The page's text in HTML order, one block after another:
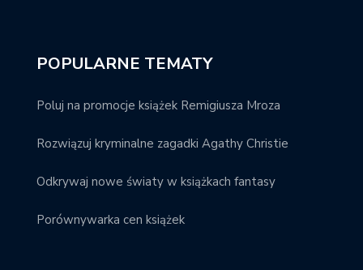
POPULARNE TEMATY
Poluj na promocje książek Remigiusza Mroza
Rozwiązuj kryminalne zagadki Agathy Christie
Odkrywaj nowe światy w książkach fantasy
Porównywarka cen książek